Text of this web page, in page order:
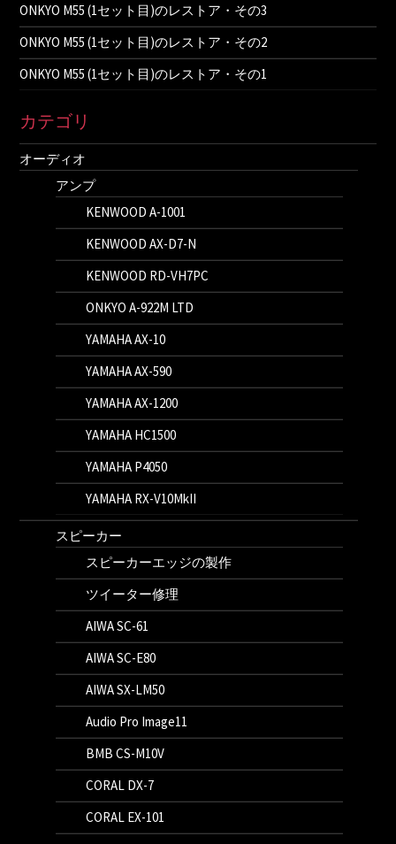
ONKYO M55 (1セット目)のレストア・その3
ONKYO M55 (1セット目)のレストア・その2
ONKYO M55 (1セット目)のレストア・その1
カテゴリ
オーディオ
アンプ
KENWOOD A-1001
KENWOOD AX-D7-N
KENWOOD RD-VH7PC
ONKYO A-922M LTD
YAMAHA AX-10
YAMAHA AX-590
YAMAHA AX-1200
YAMAHA HC1500
YAMAHA P4050
YAMAHA RX-V10MkII
スピーカー
スピーカーエッジの製作
ツイーター修理
AIWA SC-61
AIWA SC-E80
AIWA SX-LM50
Audio Pro Image11
BMB CS-M10V
CORAL DX-7
CORAL EX-101